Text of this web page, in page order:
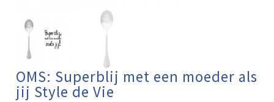
OMS: Superblij met een moeder als
jij Style de Vie